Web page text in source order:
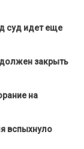
суд идет еще
должен закрыть
на
вспыхнуло